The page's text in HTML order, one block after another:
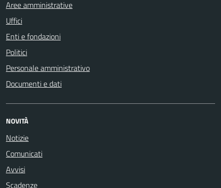
Aree amministrative
Uffici
Enti e fondazioni
Politici
Personale amministrativo
Documenti e dati
NOVITÀ
Notizie
Comunicati
Avvisi
Scadenze